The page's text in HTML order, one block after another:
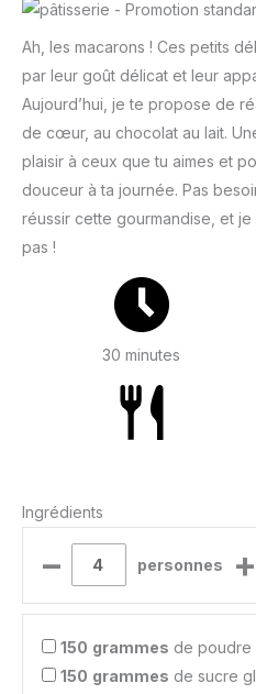
Ah, les macarons ! Ces petits
par leur goût délicat et leur
Aujourd’hui, je te propose de
de cœur, au chocolat au lait.
plaisir à ceux que tu aimes et
douceur à ta journée. Pas
réussir cette gourmandise, et je
pas !
30 minutes
Ingrédients
– personnes +
150 grammes de poudre
150 grammes de sucre